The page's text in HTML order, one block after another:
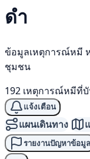
ดำ
ข้อมูลเหตุการณ์หมี
ชุมชน
192 เหตุการณ์หมีที่
แจ้งเตือน
แผนเดินทาง
รายงานปัญหาข้อมูล